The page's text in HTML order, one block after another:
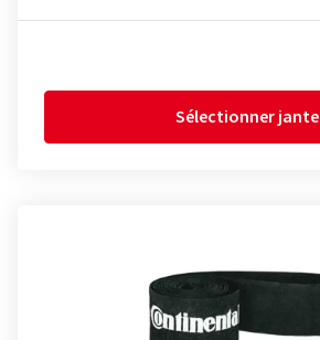
Sélectionner jante